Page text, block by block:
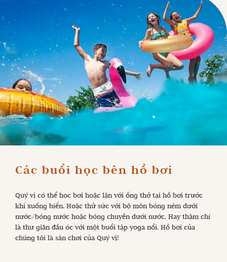
Các buổi học bên hồ bơi
Quý vị có thể học bơi hoặc lặn với ống thở tại hồ bơi trước
khi xuống biển. Hoặc thử sức với bộ môn bóng ném dưới
nước/bóng nước hoặc bóng chuyền dưới nước. Hay thậm chí
là thư giãn đầu óc với một buổi tập yoga nổi. Hồ bơi của
chúng tôi là sân chơi của Quý vị!